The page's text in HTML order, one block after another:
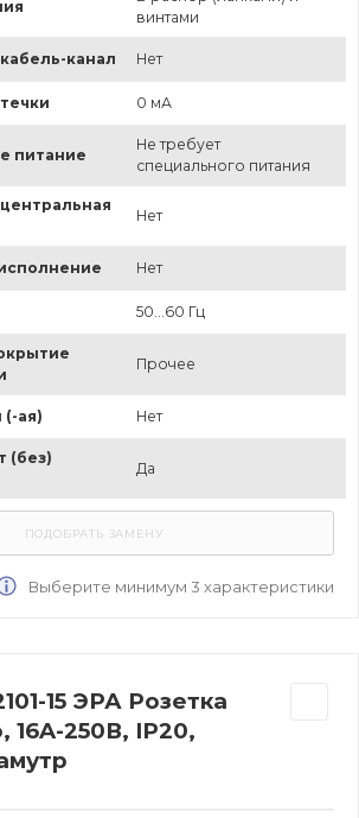
винтами
канал Нет
0 мА
питание
Не требует
специального питания
Нет
Нет
50...60 Гц
Прочее
ая) Нет
(без)
Да
Выберите минимум 3 характеристики
15 ЭРА Розетка
16A-250В, IP20,